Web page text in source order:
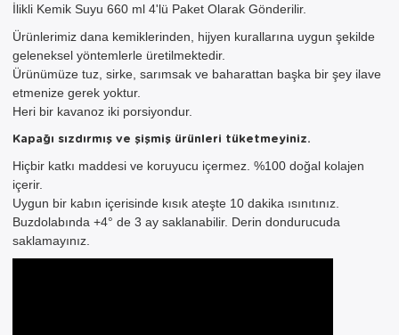
İlikli Kemik Suyu 660 ml 4'lü Paket Olarak Gönderilir.
Ürünlerimiz dana kemiklerinden, hijyen kurallarına uygun şekilde
geleneksel yöntemlerle üretilmektedir.
Ürünümüze tuz, sirke, sarımsak ve baharattan başka bir şey ilave
etmenize gerek yoktur.
Heri bir kavanoz iki porsiyondur.
Kapağı sızdırmış ve şişmiş ürünleri tüketmeyiniz.
Hiçbir katkı maddesi ve koruyucu içermez. %100 doğal kolajen
içerir.
Uygun bir kabın içerisinde kısık ateşte 10 dakika ısınıtınız.
Buzdolabında +4° de 3 ay saklanabilir. Derin dondurucuda
saklamayınız.